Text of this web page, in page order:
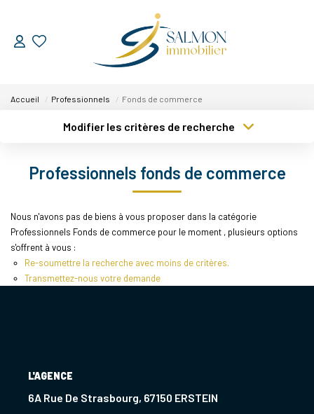
ESTIMER
Nos Réussites
ACHETER
LOUER
1 BIEN Vendu = 1 ACTE Solidaire
Accueil Professionnels Fonds de commerce
Modifier les critères de recherche
Type de bien
Budget max Plus de critères
Professionnels fonds de commerce
Nous n'avons pas de biens à vous proposer dans la catégorie
Professionnels Fonds de commerce pour le moment , plusieurs options
s'offrent à vous :
Re-soumettre la recherche avec moins de critères.
Transmettez-nous votre demande
L'AGENCE
6A Rue De Strasbourg, 67150 ERSTEIN